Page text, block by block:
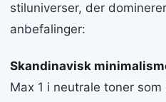
stiluniverser, der
anbefalinger:
Skandinavisk
Max 1 i neutrale toner